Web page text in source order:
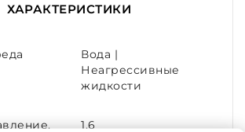
ХАРАКТЕРИСТИКИ
Вода |
Неагрессивные
жидкости
1.6